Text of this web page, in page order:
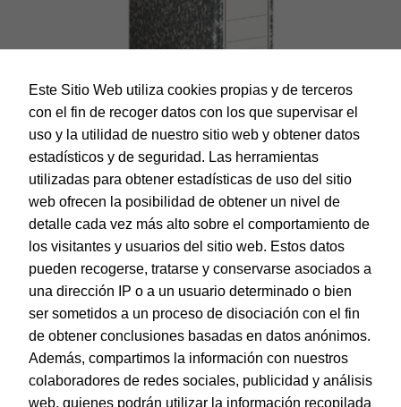
Dohe – Archivador Archiclas A-4 lomo ancho
EAN: 8421938091021
© Dohe - Camino de Madrid, 14
28970 • Humanes de Madrid (Madrid)
ESPAÑA
Este Sitio Web utiliza cookies propias y de terceros
con el fin de recoger datos con los que supervisar el
uso y la utilidad de nuestro sitio web y obtener datos
estadísticos y de seguridad. Las herramientas
utilizadas para obtener estadísticas de uso del sitio
web ofrecen la posibilidad de obtener un nivel de
detalle cada vez más alto sobre el comportamiento de
los visitantes y usuarios del sitio web. Estos datos
pueden recogerse, tratarse y conservarse asociados a
una dirección IP o a un usuario determinado o bien
ser sometidos a un proceso de disociación con el fin
de obtener conclusiones basadas en datos anónimos.
Además, compartimos la información con nuestros
colaboradores de redes sociales, publicidad y análisis
web, quienes podrán utilizar la información recopilada